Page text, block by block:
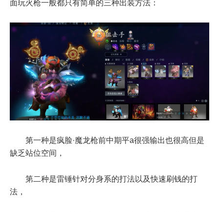
面玩火枪一般都只有简单的三种出装方法：
第一种是疯脸·魔龙枪前中期平a很强输出也很高但是
缺乏站位空间，
第二种是雷锤针对分身系的打法以及快速刷钱的打
法，